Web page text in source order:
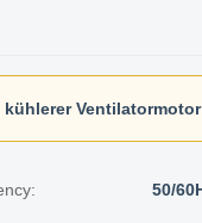
kühlerer Ventilatormotor
50/